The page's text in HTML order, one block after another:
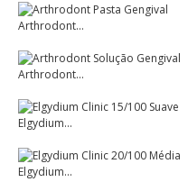
Arthrodont...
Arthrodont...
Elgydium...
Elgydium...